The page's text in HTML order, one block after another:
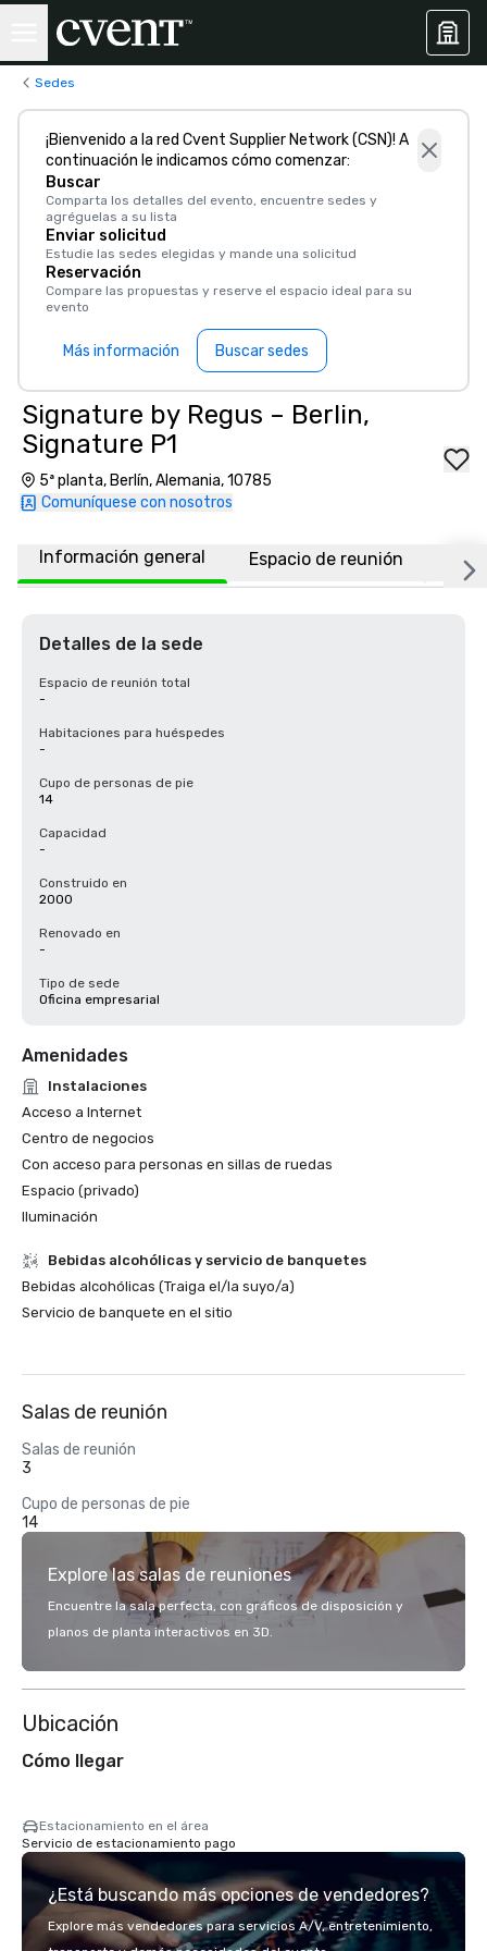
Sedes
¡Bienvenido a la red Cvent Supplier Network (CSN)! A
continuación le indicamos cómo comenzar:
Buscar
Comparta los detalles del evento, encuentre sedes y
agréguelas a su lista
Enviar solicitud
Estudie las sedes elegidas y mande una solicitud
Reservación
Compare las propuestas y reserve el espacio ideal para su
evento
Más información Buscar sedes
Signature by Regus – Berlin,
Signature P1
5ª planta, Berlín, Alemania, 10785
Comuníquese con nosotros
Información general Espacio de reunión
Detalles de la sede
Espacio de reunión total
-
Habitaciones para huéspedes
-
Cupo de personas de pie
14
Capacidad
-
Construido en
2000
Renovado en
-
Tipo de sede
Oficina empresarial
Amenidades
Instalaciones
Acceso a Internet
Centro de negocios
Con acceso para personas en sillas de ruedas
Espacio (privado)
Iluminación
Bebidas alcohólicas y servicio de banquetes
Bebidas alcohólicas (Traiga el/la suyo/a)
Servicio de banquete en el sitio
Salas de reunión
Salas de reunión
3
Cupo de personas de pie
14
Explore las salas de reuniones
Encuentre la sala perfecta, con gráficos de disposición y
planos de planta interactivos en 3D.
Ubicación
Cómo llegar
Estacionamiento en el área
Servicio de estacionamiento pago
¿Está buscando más opciones de vendedores?
Explore más vendedores para servicios A/V, entretenimiento,